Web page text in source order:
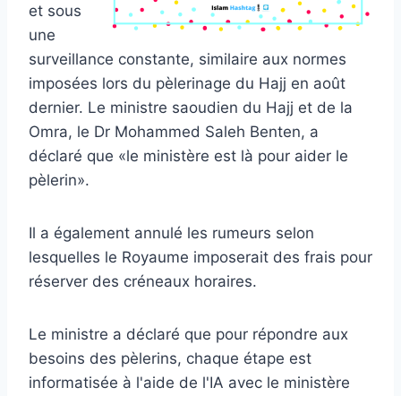
et sous
une
surveillance constante, similaire aux normes
imposées lors du pèlerinage du Hajj en août
dernier. Le ministre saoudien du Hajj et de la
Omra, le Dr Mohammed Saleh Benten, a
déclaré que «le ministère est là pour aider le
pèlerin».
Il a également annulé les rumeurs selon
lesquelles le Royaume imposerait des frais pour
réserver des créneaux horaires.
Le ministre a déclaré que pour répondre aux
besoins des pèlerins, chaque étape est
informatisée à l'aide de l'IA avec le ministère